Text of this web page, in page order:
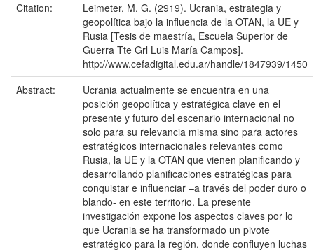
Citation:
Leimeter, M. G. (2919). Ucrania, estrategia y
geopolítica bajo la influencia de la OTAN, la UE y
Rusia [Tesis de maestría, Escuela Superior de
Guerra Tte Grl Luis María Campos].
http://www.cefadigital.edu.ar/handle/1847939/1450
Abstract:
Ucrania actualmente se encuentra en una
posición geopolítica y estratégica clave en el
presente y futuro del escenario internacional no
solo para su relevancia misma sino para actores
estratégicos internacionales relevantes como
Rusia, la UE y la OTAN que vienen planificando y
desarrollando planificaciones estratégicas para
conquistar e influenciar –a través del poder duro o
blando- en este territorio. La presente
investigación expone los aspectos claves por lo
que Ucrania se ha transformado un pivote
estratégico para la región, donde confluyen luchas